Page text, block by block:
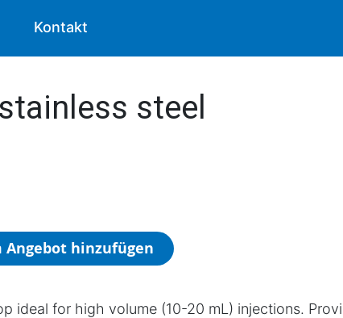
Kontakt
steel
Angebot hinzufügen
ideal for high volume (10-20 mL) injections.